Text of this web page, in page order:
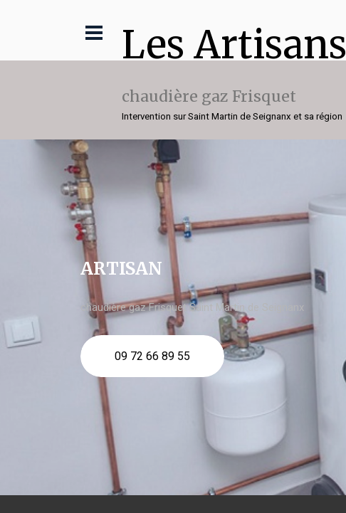
Les Artisans
chaudière gaz Frisquet
Intervention sur Saint Martin de Seignanx et sa région
ARTISAN
chaudière gaz Frisquet Saint Martin de Seignanx
09 72 66 89 55